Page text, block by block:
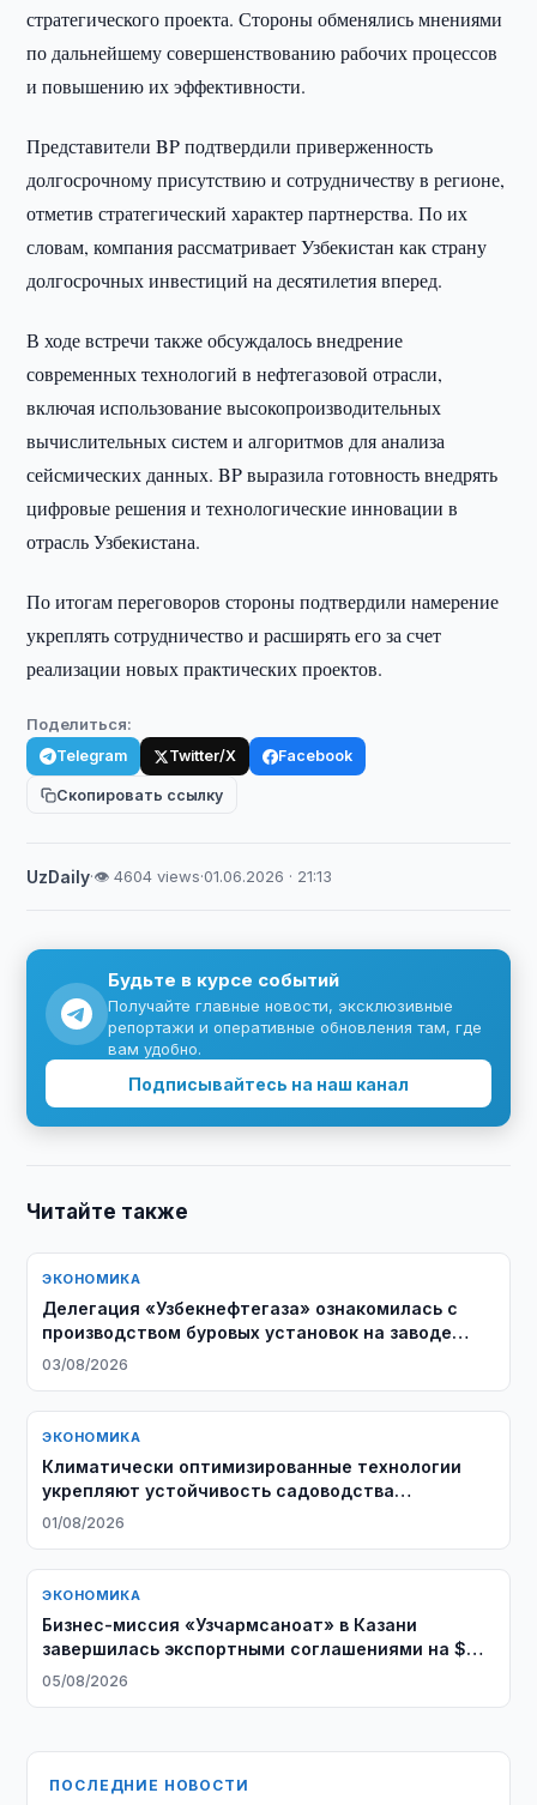
стратегического проекта. Стороны обменялись мнениями
по дальнейшему совершенствованию рабочих процессов
и повышению их эффективности.
Представители BP подтвердили приверженность
долгосрочному присутствию и сотрудничеству в регионе,
отметив стратегический характер партнерства. По их
словам, компания рассматривает Узбекистан как страну
долгосрочных инвестиций на десятилетия вперед.
В ходе встречи также обсуждалось внедрение
современных технологий в нефтегазовой отрасли,
включая использование высокопроизводительных
вычислительных систем и алгоритмов для анализа
сейсмических данных. BP выразила готовность внедрять
цифровые решения и технологические инновации в
отрасль Узбекистана.
По итогам переговоров стороны подтвердили намерение
укреплять сотрудничество и расширять его за счет
реализации новых практических проектов.
Поделиться:
Telegram Twitter/X Facebook
Скопировать ссылку
UzDaily·👁 4604 views·01.06.2026 · 21:13
Будьте в курсе событий
Получайте главные новости, эксклюзивные
репортажи и оперативные обновления там, где
вам удобно.
Подписывайтесь на наш канал
Читайте также
ЭКОНОМИКА
Делегация «Узбекнефтегаза» ознакомилась с
производством буровых установок на заводе
Honghua Group
03/08/2026
ЭКОНОМИКА
Климатически оптимизированные технологии
укрепляют устойчивость садоводства
Узбекистана
01/08/2026
ЭКОНОМИКА
Бизнес-миссия «Узчармсаноат» в Казани
завершилась экспортными соглашениями на $6
млн.
05/08/2026
ПОСЛЕДНИЕ НОВОСТИ